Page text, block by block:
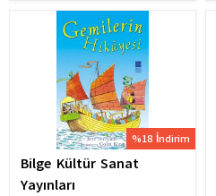
%18 İndirim
Bilge Kültür Sanat
Yayınları